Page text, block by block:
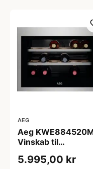
AEG
Aeg
Vinskab til
5.995,00 kr